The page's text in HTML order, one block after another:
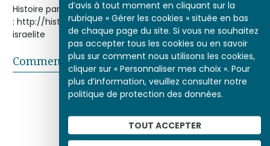
d’avis à tout moment en cliquant sur la
rubrique « Gérer les cookies » située en bas
de chaque page du site. Si vous ne souhaitez
pas accepter tous les cookies ou en savoir
plus sur comment nous utilisons les cookies,
cliquer sur « Personnaliser mes choix ». Pour
plus d’information, veuillez consulter notre
politique de protection des données.
TOUT ACCEPTER
Histoire par l'image [en ligne], consulté le 10/08/2026. URL
: http://histoire-image.org/etudes/sermon-oratoire-
israelite
Commentaires
Partager sur
ALBUMS LIÉS